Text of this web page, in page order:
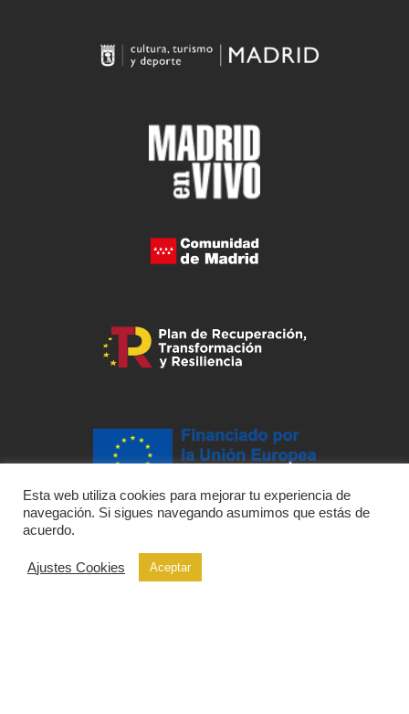
Esta web utiliza cookies para mejorar tu experiencia de
navegación. Si sigues navegando asumimos que estás de
acuerdo.
Ajustes Cookies Aceptar